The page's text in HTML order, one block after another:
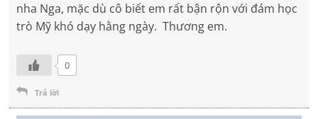
nha Nga, mặc dù cô biết em rất bận rộn với đám học
trò Mỹ khó dạy hằng ngày. Thương em.
0
Trả lời